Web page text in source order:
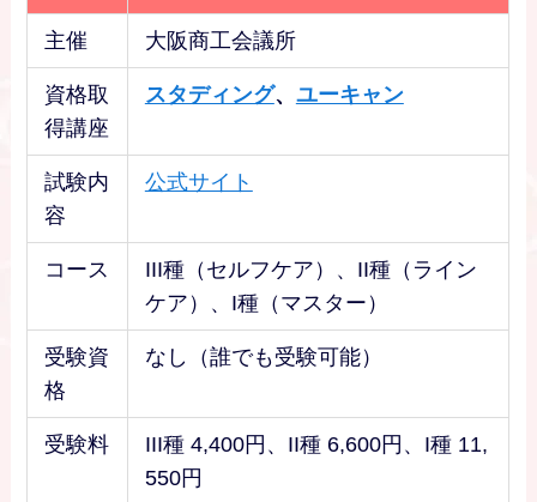
主催 大阪商工会議所
資格取
得講座
スタディング、 ユーキャン
試験内
容
公式サイト
コース
III種（セルフケア）、II種（ライン
ケア）、I種（マスター）
受験資
格
なし（誰でも受験可能）
受験料
III種 4,400円、II種 6,600円、I種 11,
550円